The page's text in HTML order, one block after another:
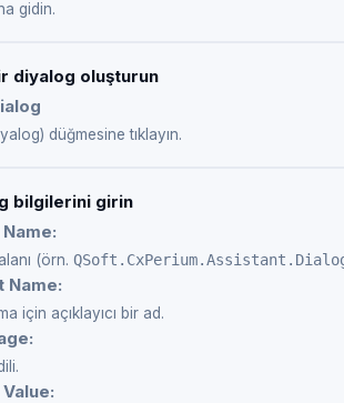
gidin.
diyalog oluşturun
düğmesine tıklayın.
bilgilerini girin
(örn.
Name:
için açıklayıcı bir ad.